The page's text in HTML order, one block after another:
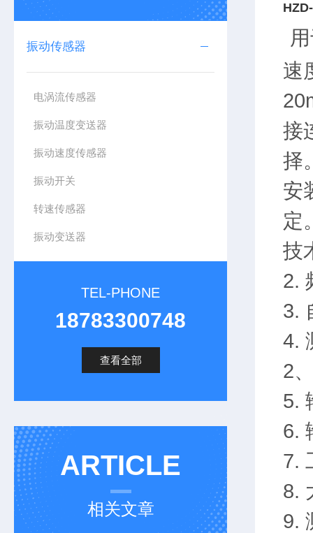
振动传感器
电涡流传感器
振动温度变送器
振动速度传感器
振动开关
转速传感器
振动变送器
TEL-PHONE
18783300748
查看全部
ARTICLE
相关文章
速
接
择
安
定
技
2.
3.
4.
2
5.
6.
7.
8.
9.